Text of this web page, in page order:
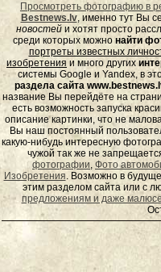
Просмотреть фотографию в
Bestnews.lv, именно тут Вы
новостейи хотят просто
среди которых можно найти
портреты известных
изобретения и много других
системы Google и Yandex, в
раздела сайта
название Вы перейдёте на
есть возможность запуска
описание картинки, что не
Вы наш постоянный
какую-нибудь интересную
чужой так же не
фотографии, Фото
Изобретения. Возможно в
этим разделом сайта или с
предложениям и даже